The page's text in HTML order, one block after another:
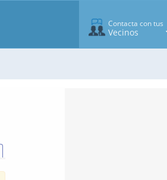
Contacta con tus
Vecinos